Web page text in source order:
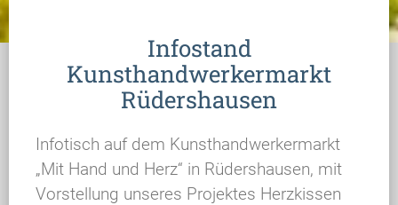
Infostand
Kunsthandwerkermarkt
Rüdershausen
Infotisch auf dem Kunsthandwerkermarkt
„Mit Hand und Herz“ in Rüdershausen, mit
Vorstellung unseres Projektes Herzkissen